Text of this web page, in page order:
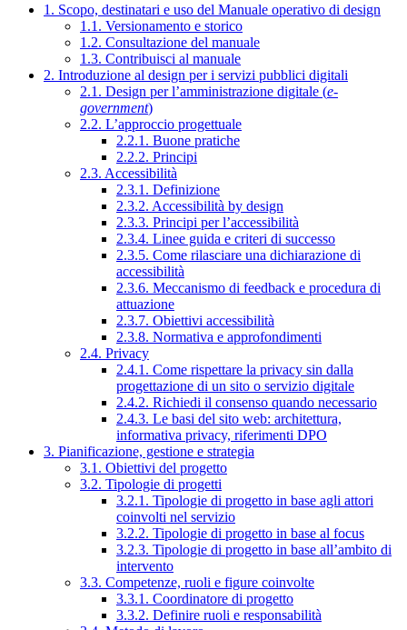
1. Scopo, destinatari e uso del Manuale operativo di design
1.1. Versionamento e storico
1.2. Consultazione del manuale
1.3. Contribuisci al manuale
2. Introduzione al design per i servizi pubblici digitali
2.1. Design per l’amministrazione digitale (e-
government)
2.2. L’approccio progettuale
2.2.1. Buone pratiche
2.2.2. Principi
2.3. Accessibilità
2.3.1. Definizione
2.3.2. Accessibilità by design
2.3.3. Principi per l’accessibilità
2.3.4. Linee guida e criteri di successo
2.3.5. Come rilasciare una dichiarazione di
accessibilità
2.3.6. Meccanismo di feedback e procedura di
attuazione
2.3.7. Obiettivi accessibilità
2.3.8. Normativa e approfondimenti
2.4. Privacy
2.4.1. Come rispettare la privacy sin dalla
progettazione di un sito o servizio digitale
2.4.2. Richiedi il consenso quando necessario
2.4.3. Le basi del sito web: architettura,
informativa privacy, riferimenti DPO
3. Pianificazione, gestione e strategia
3.1. Obiettivi del progetto
3.2. Tipologie di progetti
3.2.1. Tipologie di progetto in base agli attori
coinvolti nel servizio
3.2.2. Tipologie di progetto in base al focus
3.2.3. Tipologie di progetto in base all’ambito di
intervento
3.3. Competenze, ruoli e figure coinvolte
3.3.1. Coordinatore di progetto
3.3.2. Definire ruoli e responsabilità